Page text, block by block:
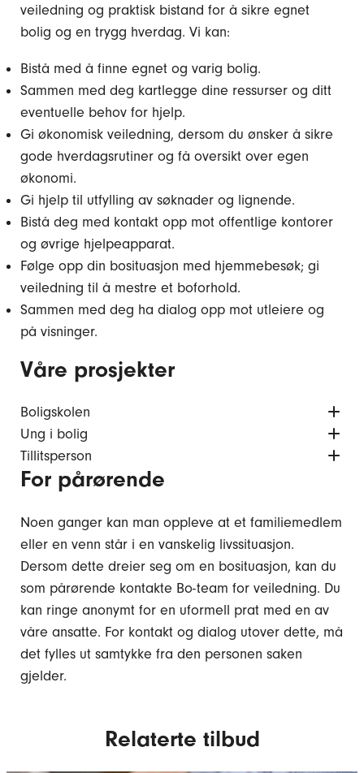
veiledning og praktisk bistand for å sikre egnet
bolig og en trygg hverdag. Vi kan:
Bistå med å finne egnet og varig bolig.
Sammen med deg kartlegge dine ressurser og ditt
eventuelle behov for hjelp.
Gi økonomisk veiledning, dersom du ønsker å sikre
gode hverdagsrutiner og få oversikt over egen
økonomi.
Gi hjelp til utfylling av søknader og lignende.
Bistå deg med kontakt opp mot offentlige kontorer
og øvrige hjelpeapparat.
Følge opp din bosituasjon med hjemmebesøk; gi
veiledning til å mestre et boforhold.
Sammen med deg ha dialog opp mot utleiere og
på visninger.
Våre prosjekter
Boligskolen
Ung i bolig
Tillitsperson
For pårørende
Noen ganger kan man oppleve at et familiemedlem
eller en venn står i en vanskelig livssituasjon.
Dersom dette dreier seg om en bosituasjon, kan du
som pårørende kontakte Bo-team for veiledning. Du
kan ringe anonymt for en uformell prat med en av
våre ansatte. For kontakt og dialog utover dette, må
det fylles ut samtykke fra den personen saken
gjelder.
Relaterte tilbud